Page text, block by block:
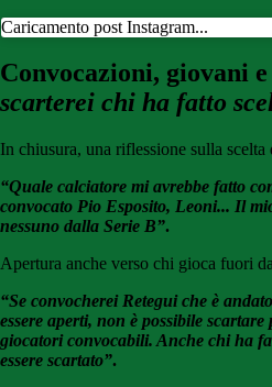
Caricamento post Instagram...
Convocazioni, giovani
scarterei chi ha fatto
In chiusura, una riflessione sulla
“Quale calciatore mi avrebbe fatto
convocato Pio Esposito, Leoni... Il
nessuno dalla Serie B”.
Apertura anche verso chi gioca fuori
“Se convocherei Retegui che è
essere aperti, non è possibile
giocatori convocabili. Anche chi ha
essere scartato”.